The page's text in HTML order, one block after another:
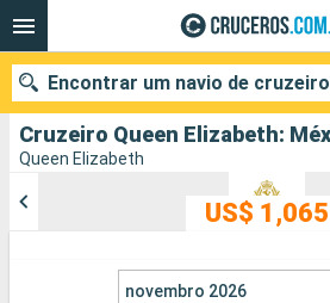
Queen Elizabeth
US$ 1,065
novembro 2026
Encontrar um navio de cruzeiro
Data de partida